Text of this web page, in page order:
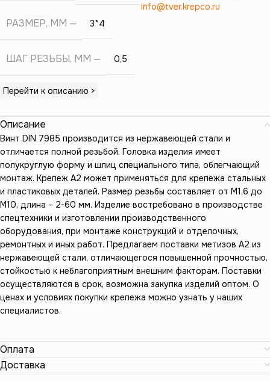
info@tver.krepco.ru
РАЗМЕР, ММ 3*4
ШАГ РЕЗЬБЫ, ММ 0,5
Перейти к описанию >
Описание
Винт DIN 7985 производится из нержавеющей стали и
отличается полной резьбой. Головка изделия имеет
полукруглую форму и шлиц специального типа, облегчающий
монтаж. Крепеж А2 может применяться для крепежа стальных
и пластиковых деталей. Размер резьбы составляет от М1,6 до
М10, длина – 2-60 мм. Изделие востребовано в производстве
спецтехники и изготовлении производственного
оборудования, при монтаже конструкций и отделочных,
ремонтных и иных работ. Предлагаем поставки метизов А2 из
нержавеющей стали, отличающегося повышенной прочностью,
стойкостью к неблагоприятным внешним факторам. Поставки
осуществляются в срок, возможна закупка изделий оптом. О
ценах и условиях покупки крепежа можно узнать у наших
специалистов.
Оплата
Доставка